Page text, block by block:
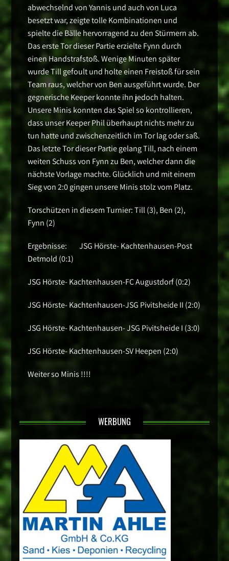
abwechselnd von Yannis und auch von Luca
besetzt war, zeigte tolle Kombinationen und
spielte die Bälle hervorragend zu den Stürmern ab.
Das erste Tor dieser Partie erzielte Fynn durch
einen Handstrafstoß. Wenige Minuten später
wurde Till gefoult und holte einen Freistoß für sein
Team raus, welcher von Ben ausgeführt wurde. Der
gegnerische Keeper konnte ihn jedoch halten.
Unsere Minis konnten das Spiel so kontrollieren,
dass unser Keeper Phil überhaupt nichts mehr zu
tun hatte und zwischenzeitlich im Tor lag oder saß.
Das letzte Tor dieser Partie gelang Till, nach einem
weiten Schuss von Fynn zu Ben, welcher dann die
nächste Vorlage machte. Glücklich und mit einem
Sieg von 2:0 gingen unsere Minis stolz vom Platz.
Torschützen in diesem Turnier: Till (3), Ben (2),
Fynn (2)
Ergebnisse: JSG Hörste- Kachtenhausen-Post
Detmold (0:1)
JSG Hörste- Kachtenhausen-FC Augustdorf (0:2)
JSG Hörste- Kachtenhausen-JSG Pivitsheide II (2:0)
JSG Hörste- Kachtenhausen- JSG Pivitsheide I (3:0)
JSG Hörste- Kachtenhausen-SV Heepen (2:0)
Weiter so Minis !!!!
WERBUNG